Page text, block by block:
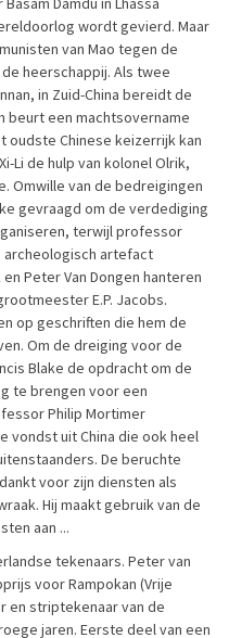
wordt gevierd. Maar
van Mao tegen de
heerschappij. Als twee
in Zuid-China bereidt de
beurt een machtsovername
oudste Chinese keizerrijk kan
Li de hulp van kolonel Olrik,
Omwille van de bedreigingen
gevraagd om de verdediging
terwijl professor
archeologisch artefact
Peter Van Dongen hanteren
E.P. Jacobs.
op geschriften die hem de
Om de dreiging voor de
Blake de opdracht om de
te brengen voor een
Philip Mortimer
vondst uit China die ook heel
De beruchte
voor zijn diensten als
Hij maakt gebruik van de
aan ...
tekenaars. Peter van
voorRampokan (Vrije
en striptekenaar van de
jaren. Eerste deel van een